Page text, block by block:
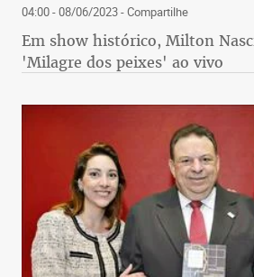
04:00 - 08/06/2023- Compartilhe
Em show histórico, Milton
'Milagre dos peixes' ao vivo